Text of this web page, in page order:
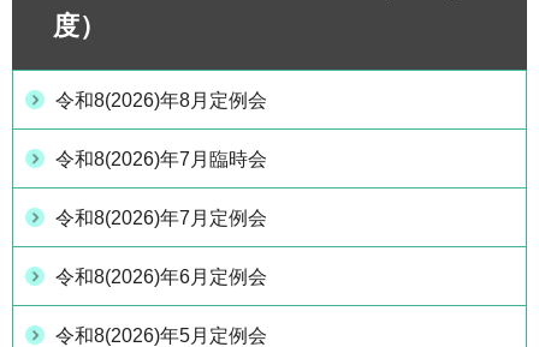
度）
令和8(2026)年8月定例会
令和8(2026)年7月臨時会
令和8(2026)年7月定例会
令和8(2026)年6月定例会
令和8(2026)年5月定例会